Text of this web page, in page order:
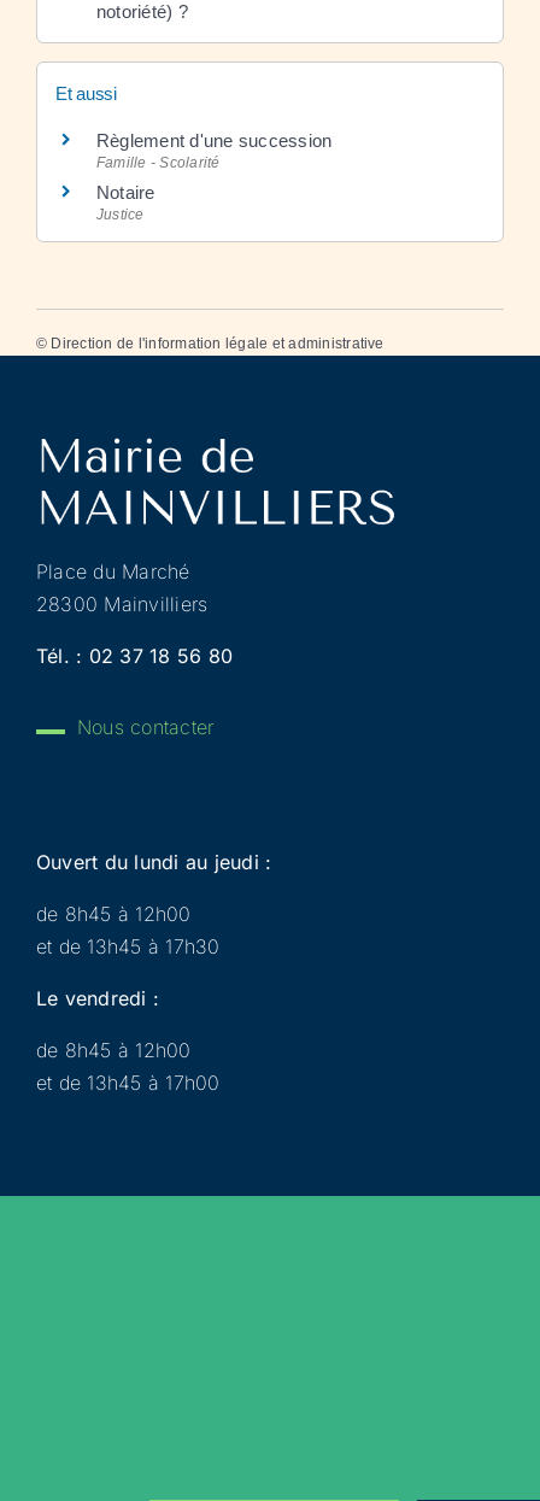
notoriété) ?
Et aussi
Règlement d'une succession
Famille - Scolarité
Notaire
Justice
© Direction de l'information légale et administrative
Place du Marché
28300 Mainvilliers
Tél. : 02 37 18 56 80
Nous contacter
Ouvert du lundi au jeudi :
de 8h45 à 12h00
et de 13h45 à 17h30
Le vendredi :
de 8h45 à 12h00
et de 13h45 à 17h00